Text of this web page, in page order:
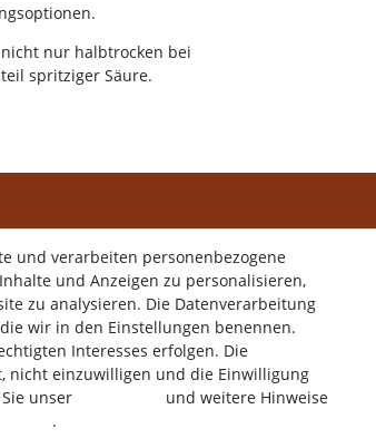
nur halbtrocken bei
spritziger Säure.
Service
Impressum Daten­schutz­erklärung
und verarbeiten personenbezogene
und Anzeigen zu personalisieren,
zu analysieren. Die Datenverarbeitung
wir in den Einstellungen benennen.
Interesses erfolgen. Die
nicht einzuwilligen und die Einwilligung
unser
und weitere Hinweise
.